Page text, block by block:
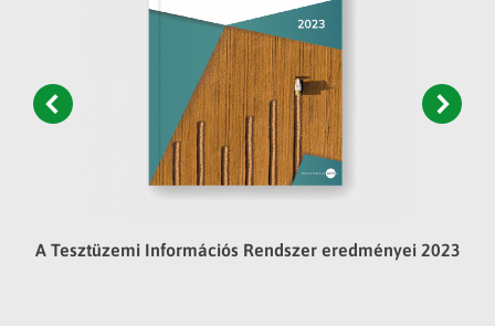
A Tesztüzemi Információs Rendszer eredményei 2023